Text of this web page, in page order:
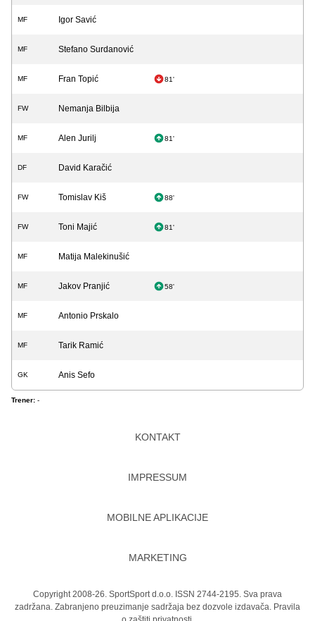
MF Igor Savić
MF Stefano Surdanović
MF Fran Topić 81'
FW Nemanja Bilbija
MF Alen Jurilj 81'
DF David Karačić
FW Tomislav Kiš 88'
FW Toni Majić 81'
MF Matija Malekinušić
MF Jakov Pranjić 58'
MF Antonio Prskalo
MF Tarik Ramić
GK Anis Sefo
Trener: -
KONTAKT
IMPRESSUM
MOBILNE APLIKACIJE
MARKETING
Copyright 2008-26. SportSport d.o.o. ISSN 2744-2195. Sva prava
zadržana. Zabranjeno preuzimanje sadržaja bez dozvole izdavača. Pravila